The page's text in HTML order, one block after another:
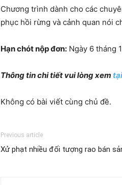
Chương trình dành cho các
phục hồi rừng và cảnh quan nói
Hạn chót nộp đơn: Ngày 6 tháng
Thông tin chi tiết vui lòng xem
Không có bài viết cùng chủ đề.
Previous article
Xử phạt nhiều đối tượng rao bán